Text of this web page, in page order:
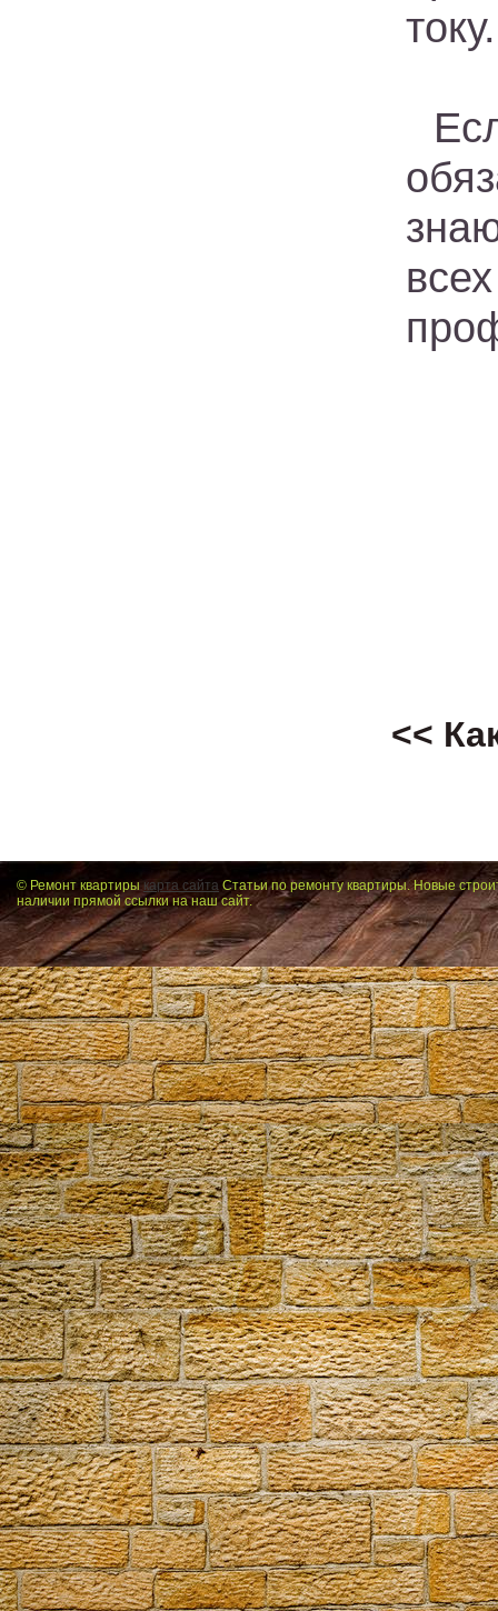
току.
<<
© Ремонт квартирыкарта сайта Статьи по ремонту квартиры. Новые
наличии прямой ссылки на наш сайт.